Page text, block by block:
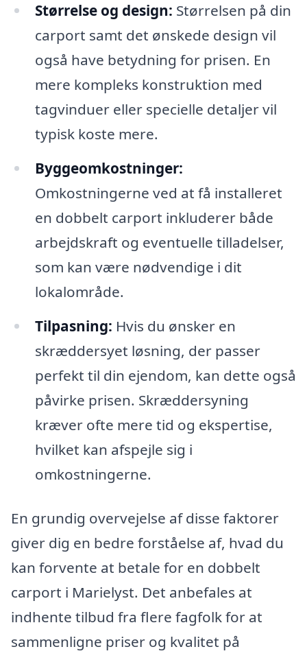
Størrelse og design: Størrelsen på din
carport samt det ønskede design vil
også have betydning for prisen. En
mere kompleks konstruktion med
tagvinduer eller specielle detaljer vil
typisk koste mere.
Byggeomkostninger:
Omkostningerne ved at få installeret
en dobbelt carport inkluderer både
arbejdskraft og eventuelle tilladelser,
som kan være nødvendige i dit
lokalområde.
Tilpasning: Hvis du ønsker en
skræddersyet løsning, der passer
perfekt til din ejendom, kan dette også
påvirke prisen. Skræddersyning
kræver ofte mere tid og ekspertise,
hvilket kan afspejle sig i
omkostningerne.
En grundig overvejelse af disse faktorer
giver dig en bedre forståelse af, hvad du
kan forvente at betale for en dobbelt
carport i Marielyst. Det anbefales at
indhente tilbud fra flere fagfolk for at
sammenligne priser og kvalitet på